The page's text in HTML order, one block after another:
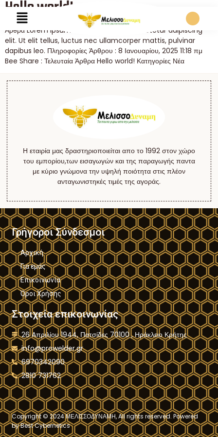
Hello world!
Άρθρα Lorem ipsum dolor sit amet, consectetur adipiscing
elit. Ut elit tellus, luctus nec ullamcorper mattis, pulvinar
dapibus leo. Πληροφορίες Άρθρου : 8 Ιανουαρίου, 2025 11:18 πμ
Bee Share : Τελευταία Άρθρα Hello world! Κατηγορίες Νέα
Η εταιρία μας δραστηριοποιείται απο το 1992 στον χώρο
του εμπορίου,των εισαγωγών και της παραγωγής παντα
με κύριο γνώμονα την υψηλή ποιότητα στις πλέον
ανταγωνιστηκές τιμές της αγοράς.
Γρήγοροι Σύνδεσμοι
Αρχική
Για εμάς
Επικοινωνία
Όροι Χρήσης
Στοιχεία επικοινωνίας
26 Aπριλίου 1944, Πατσίδες 70100 , Ηράκλειο Κρήτης
info@prowelder.gr
6970342090
2810 731762
Copyright © 2024 ΜΕΛΙΣΣΟΔΥΝΑΜΗ, All rights reserved. Powered
byBest Cybernetics